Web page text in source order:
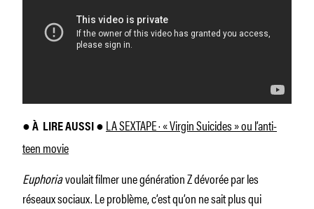
● À LIRE AUSSI ● LA SEXTAPE · « Virgin Suicides » ou l’anti-
teen movie
Euphoriavoulait filmer une génération Z dévorée par les
réseaux sociaux. Le problème, c’est qu’on ne sait plus qui